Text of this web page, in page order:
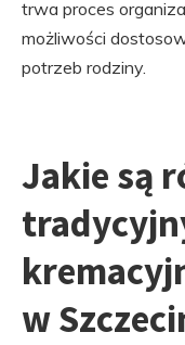
trwa proces
możliwości
potrzeb rodziny.
Jakie są
w